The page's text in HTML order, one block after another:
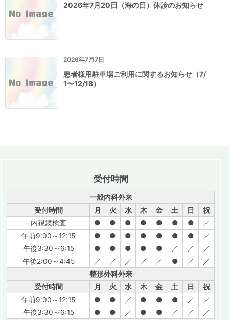
2026年7月20日（海の日）休診のお知らせ
2026年7月7日
患者様用駐車場ご利用に関するお知らせ（7/
1〜12/18）
受付時間
一般内科外来
受付時間
月 火 水 木 金 土 日
祝
内視鏡検査
● ● ● ● ● ● ●
／
午前9:00～12:15
● ● ● ● ● ● ●
／
午後3:30～6:15
● ● ● ● ● ／ ／
／
午後2:00～4:45
／ ／ ／ ／ ／ ● ／
／
整形外科外来
受付時間
月 火 水 木 金 土 日
祝
午前9:00～12:15
● ● ／ ● ● ● ／
／
午後3:30～6:15
● ● ／ ● ● ／ ／ ／